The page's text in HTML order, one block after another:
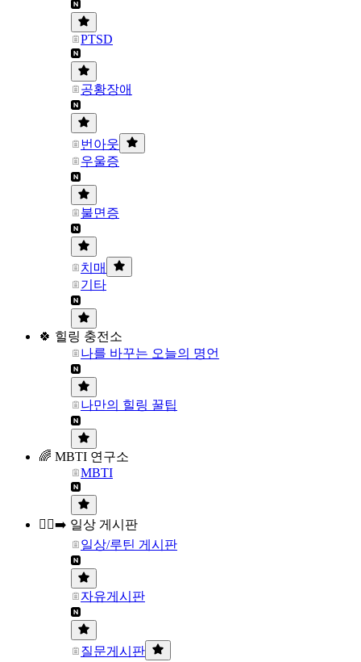
PTSD
공황장애
번아웃
우울증
불면증
치매
기타
🍀 힐링 충전소
나를 바꾸는 오늘의 명언
나만의 힐링 꿀팁
🌈 MBTI 연구소
MBTI
🏃‍♀️‍➡️ 일상 게시판
일상/루틴 게시판
자유게시판
질문게시판